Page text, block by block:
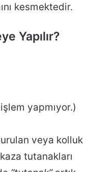
kesmektedir.
Yapılır?
yapmıyor.)
veya kolluk
tutanakları